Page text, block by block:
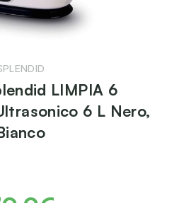
LIMPIA 6
6 L Nero,